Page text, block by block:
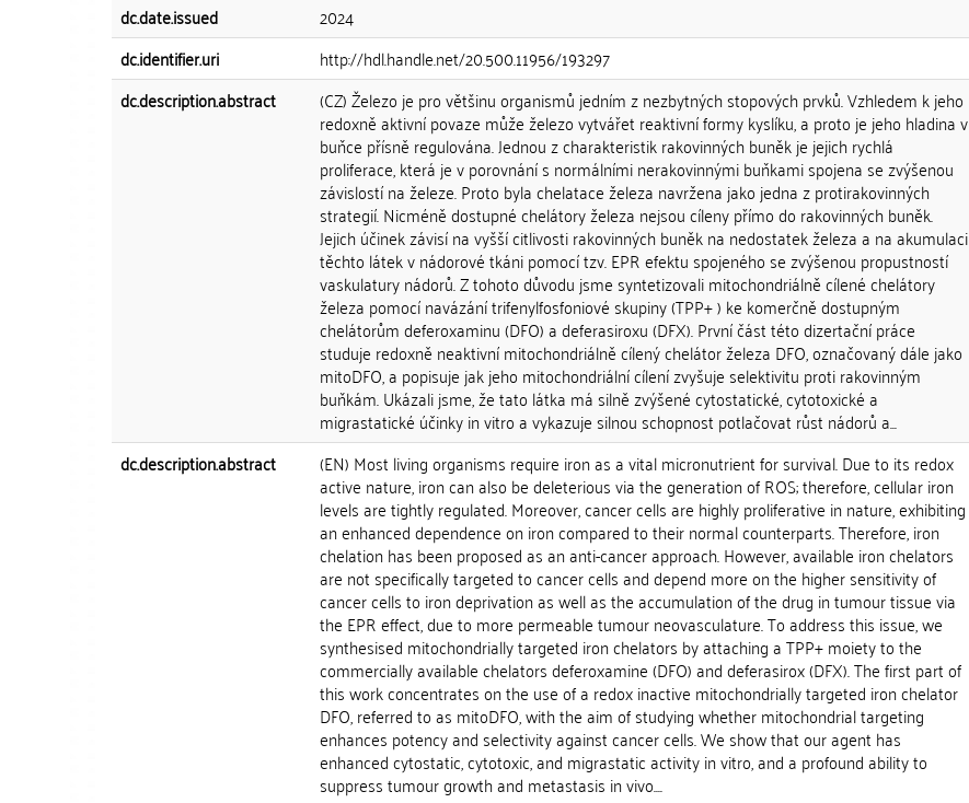
dc.date.issued
2024
dc.identifier.uri
http://hdl.handle.net/20.500.11956/193297
dc.description.abstract
(CZ) Železo je pro většinu organismů jedním z nezbytných stopových prvků. Vzhledem k jeho
redoxně aktivní povaze může železo vytvářet reaktivní formy kyslíku, a proto je jeho hladina v
buňce přísně regulována. Jednou z charakteristik rakovinných buněk je jejich rychlá
proliferace, která je v porovnání s normálními nerakovinnými buňkami spojena se zvýšenou
závislostí na železe. Proto byla chelatace železa navržena jako jedna z protirakovinných
strategií. Nicméně dostupné chelátory železa nejsou cíleny přímo do rakovinných buněk.
Jejich účinek závisí na vyšší citlivosti rakovinných buněk na nedostatek železa a na akumulaci
těchto látek v nádorové tkáni pomocí tzv. EPR efektu spojeného se zvýšenou propustností
vaskulatury nádorů. Z tohoto důvodu jsme syntetizovali mitochondriálně cílené chelátory
železa pomocí navázání trifenylfosfoniové skupiny (TPP+ ) ke komerčně dostupným
chelátorům deferoxaminu (DFO) a deferasiroxu (DFX). První část této dizertační práce
studuje redoxně neaktivní mitochondriálně cílený chelátor železa DFO, označovaný dále jako
mitoDFO, a popisuje jak jeho mitochondriální cílení zvyšuje selektivitu proti rakovinným
buňkám. Ukázali jsme, že tato látka má silně zvýšené cytostatické, cytotoxické a
migrastatické účinky in vitro a vykazuje silnou schopnost potlačovat růst nádorů a...
dc.description.abstract (EN) Most living organisms require iron as a vital micronutrient for survival. Due to its redox
active nature, iron can also be deleterious via the generation of ROS; therefore, cellular iron
levels are tightly regulated. Moreover, cancer cells are highly proliferative in nature, exhibiting
an enhanced dependence on iron compared to their normal counterparts. Therefore, iron
chelation has been proposed as an anti-cancer approach. However, available iron chelators
are not specifically targeted to cancer cells and depend more on the higher sensitivity of
cancer cells to iron deprivation as well as the accumulation of the drug in tumour tissue via
the EPR effect, due to more permeable tumour neovasculature. To address this issue, we
synthesised mitochondrially targeted iron chelators by attaching a TPP+ moiety to the
commercially available chelators deferoxamine (DFO) and deferasirox (DFX). The first part of
this work concentrates on the use of a redox inactive mitochondrially targeted iron chelator
DFO, referred to as mitoDFO, with the aim of studying whether mitochondrial targeting
enhances potency and selectivity against cancer cells. We show that our agent has
enhanced cytostatic, cytotoxic, and migrastatic activity in vitro, and a profound ability to
suppress tumour growth and metastasis in vivo....